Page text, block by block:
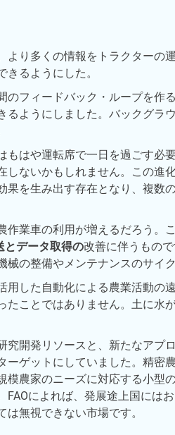
り多くの情報をトラクターの
るようにした。
のフィードバック・ループを作
るようにしました。バックグ
もはや運転席で一日を過ごす
しないかもしれません。この
果を生み出す存在となり、複
作業車の利用が増えるだろう
とデータ取得の改善に伴うもの
の整備やメンテナンスのサイ
用した自動化による農業活動
たことではありません。土に水
究開発リソースと、新たなアプ
ーゲットにしていました。精密
農家のニーズに対応する小型
FAOによれば、発展途上国には
無視できない市場です。